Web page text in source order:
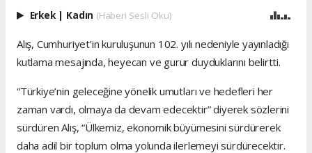
Erkek | Kadın (Haberi Sesli Oku)
Alış, Cumhuriyet’in kuruluşunun 102. yılı nedeniyle yayınladığı
kutlama mesajında, heyecan ve gurur duyduklarını belirtti.
“Türkiye’nin geleceğine yönelik umutları ve hedefleri her
zaman vardı, olmaya da devam edecektir” diyerek sözlerini
sürdüren Alış, “Ülkemiz, ekonomik büyümesini sürdürerek
daha adil bir toplum olma yolunda ilerlemeyi sürdürecektir.